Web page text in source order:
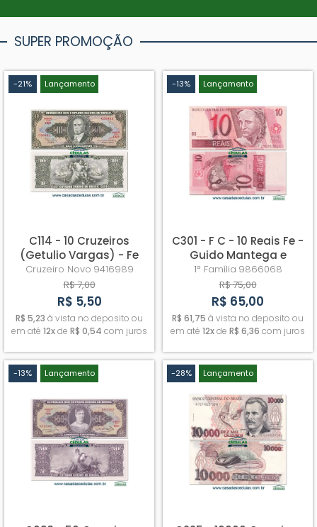
SUPER PROMOÇÃO
-21% Lançamento
C114 - 10 Cruzeiros
(Getulio Vargas) - Fe
(C/C de 10 centavos)
Cruzeiro Novo 9416989
R$ 7,00
R$ 5,50
R$ 5,23 à vista no deposito ou
em até 12xde R$ 0,54 com juros
-13% Lançamento
C301 - F C - 10 Reais Fe -
Guido Mantega e
Alexandre A. Tombini
1ª Família 9866068
R$ 75,00
R$ 65,00
R$ 61,75 à vista no deposito ou
em até 12xde R$ 6,36 com juros
-13% Lançamento -28% Lançamento